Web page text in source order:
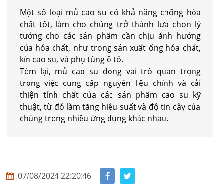
Một số loại mủ cao su có khả năng chống hóa
chất tốt, làm cho chúng trở thành lựa chọn lý
tưởng cho các sản phẩm cần chịu ảnh hưởng
của hóa chất, như trong sản xuất ống hóa chất,
kín cao su, và phụ tùng ô tô.
Tóm lại, mủ cao su đóng vai trò quan trọng
trong việc cung cấp nguyên liệu chính và cải
thiện tính chất của các sản phẩm cao su kỹ
thuật, từ đó làm tăng hiệu suất và độ tin cậy của
chúng trong nhiều ứng dụng khác nhau.
07/08/2024 22:20:46